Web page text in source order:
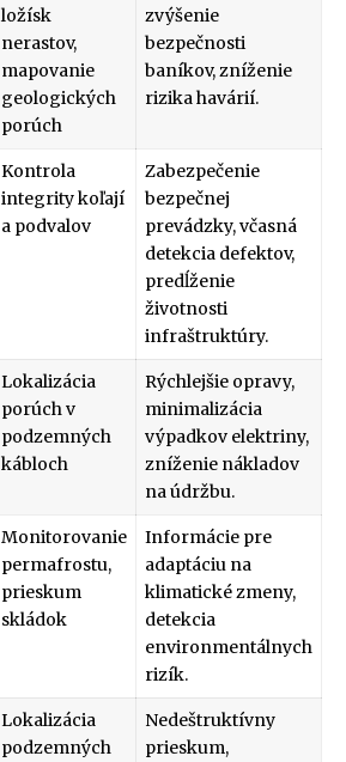
ložísk
nerastov,
mapovanie
geologických
porúch
zvýšenie
bezpečnosti
baníkov, zníženie
rizika havárií.
Kontrola
integrity koľají
a podvalov
Zabezpečenie
bezpečnej
prevádzky, včasná
detekcia defektov,
predĺženie
životnosti
infraštruktúry.
Lokalizácia
porúch v
podzemných
kábloch
Rýchlejšie opravy,
minimalizácia
výpadkov elektriny,
zníženie nákladov
na údržbu.
Monitorovanie
permafrostu,
prieskum
skládok
Informácie pre
adaptáciu na
klimatické zmeny,
detekcia
environmentálnych
rizík.
Lokalizácia
podzemných
Nedeštruktívny
prieskum,